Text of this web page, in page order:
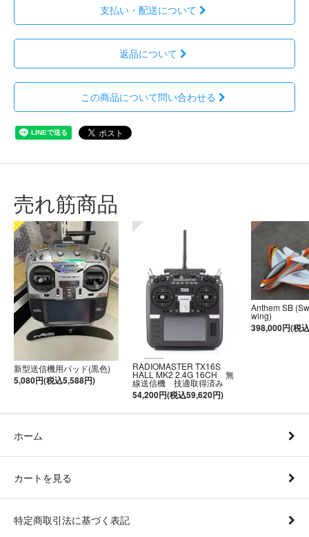
支払い・配送について
返品について
この商品について問い合わせる
売れ筋商品
新型送信機用パッド(黒色)
5,080円(税込5,588円)
RADIOMASTER TX16S
HALL MK2 2.4G 16CH 無
線送信機 技適取得済み
54,200円(税込59,620円)
Anthem SB
wing)
398,000円(税
ホーム
カートを見る
特定商取引法に基づく表記